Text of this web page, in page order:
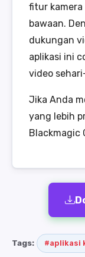
fitur kamera
bawaan.
dukungan
aplikasi ini
video
Jika Anda
yang lebih
Blackmagic
Tags: #aplikasi